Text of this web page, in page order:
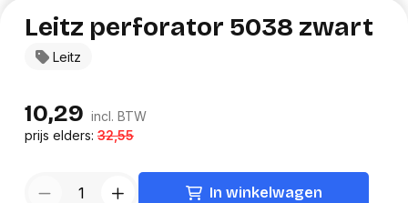
Leitz
Leitz perforator 5038 zwart
10,29 incl. BTW
prijs elders:32,55
In winkelwagen